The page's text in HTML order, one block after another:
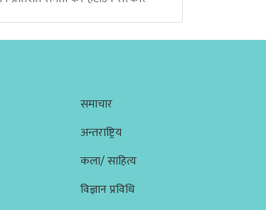
समाचार
अन्तराष्ट्रिय
कला/ साहित्य
विज्ञान प्रविधि